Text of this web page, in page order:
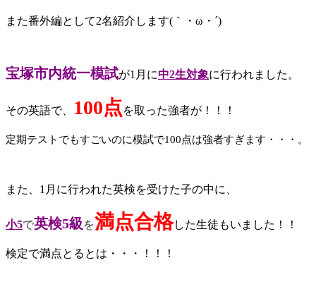
また番外編として2名紹介します(｀・ω・´)
宝塚市内統一模試が1月に中2生対象に行われました。
その英語で、 100点を取った強者が！！！
定期テストでもすごいのに模試で100点は強者すぎます・・・。
また、1月に行われた英検を受けた子の中に、
小5で英検5級 を満点合格した生徒もいました！！
検定で満点とるとは・・・！！！